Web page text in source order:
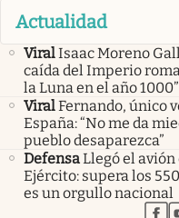
Actualidad
ViralIsaac Moreno
caída del Imperio
la Luna en el año 1000”
ViralFernando, único
España: “No me da
pueblo desaparezca”
DefensaLlegó el avión
Ejército: supera los
es un orgullo nacional